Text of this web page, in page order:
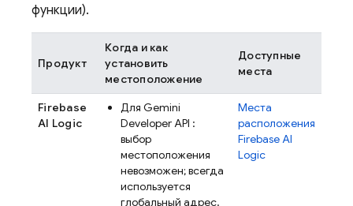
функции).
Продукт
Когда и как
установить
местоположение
Доступные
места
Firebase
AI Logic
Для Gemini
Developer API :
выбор
местоположения
невозможен; всегда
используется
глобальный адрес.
Места
расположения
Firebase AI
Logic